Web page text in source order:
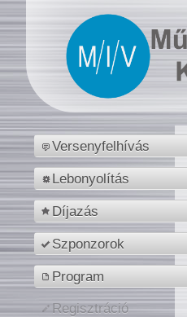
Versenyfelhívás
Lebonyolítás
Díjazás
Szponzorok
Program
Regisztráció